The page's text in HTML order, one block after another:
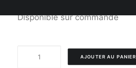
Disponible sur commande
AJOUTER AU PANIER